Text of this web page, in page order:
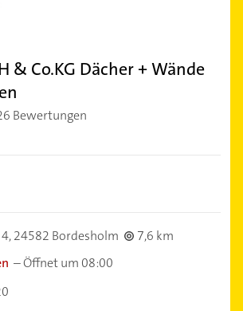
& Co.KG Dächer + Wände
Bewertungen
24582 Bordesholm
7,6 km
–Öffnet um 08:00